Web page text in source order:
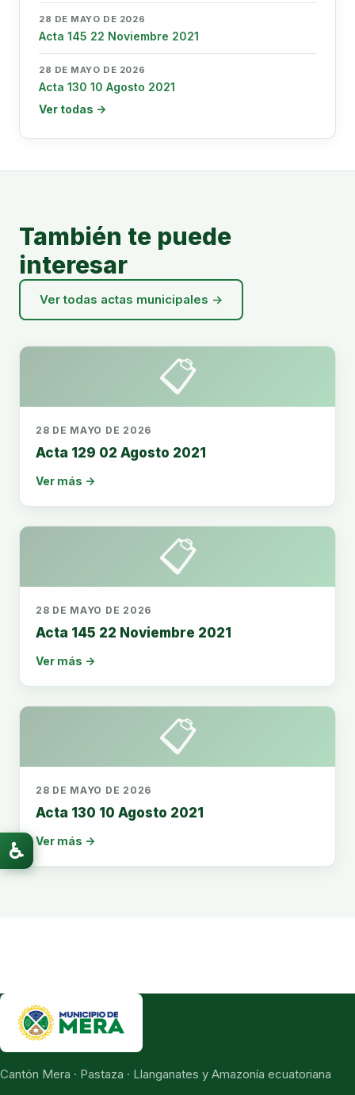
28 DE MAYO DE 2026
Acta 145 22 Noviembre 2021
28 DE MAYO DE 2026
Acta 130 10 Agosto 2021
Ver todas →
También te puede
interesar
Ver todas actas municipales →
📋
28 DE MAYO DE 2026
Acta 129 02 Agosto 2021
Ver más →
📋
28 DE MAYO DE 2026
Acta 145 22 Noviembre 2021
Ver más →
📋
28 DE MAYO DE 2026
Acta 130 10 Agosto 2021
Ver más →
Cantón Mera · Pastaza · Llanganates y Amazonía ecuatoriana
♿